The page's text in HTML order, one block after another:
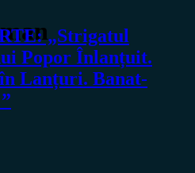
„Strigatul
Popor Înlanțuit.
Lanțuri. Banat-